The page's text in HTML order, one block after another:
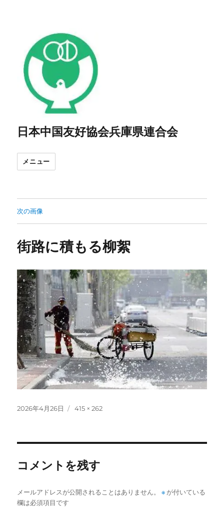
日本中国友好協会兵庫県連合会
メニュー
次の画像
街路に積もる柳絮
投
2026年4月26日
フ
415 × 262
コメントを残す
メールアドレスが公開されることはありません。 ※ が付いている
欄は必須項目です